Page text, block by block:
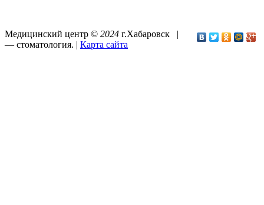
Медицинский центр © 2024 г.Хабаровск |
— стоматология. | Карта сайта